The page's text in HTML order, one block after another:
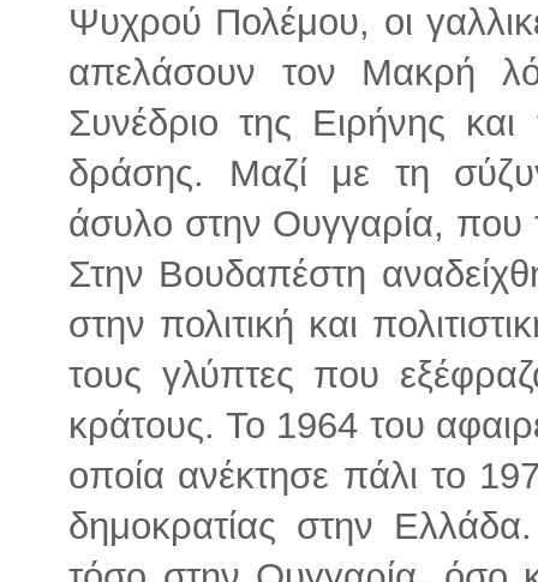
Ψυχρού Πολέμου, οι
απελάσουν τον Μακρή
Συνέδριο της Ειρήνης και
δράσης. Μαζί με τη
άσυλο στην Ουγγαρία, που
Στην Βουδαπέστη
στην πολιτική και
τους γλύπτες που
κράτους. Το 1964 του
οποία ανέκτησε πάλι το
δημοκρατίας στην